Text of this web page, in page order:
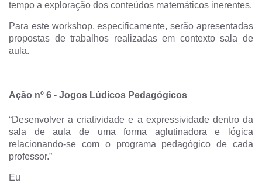
tempo a exploração dos conteúdos matemáticos inerentes.
Para este workshop, especificamente, serão apresentadas
propostas de trabalhos realizadas em contexto sala de
aula.
Ação nº 6 - Jogos Lúdicos Pedagógicos
“Desenvolver a criatividade e a expressividade dentro da
sala de aula de uma forma aglutinadora e lógica
relacionando-se com o programa pedagógico de cada
professor.”
Eu